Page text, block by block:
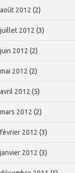
août 2012 (2)
juillet 2012 (3)
juin 2012 (2)
mai 2012 (2)
avril 2012 (5)
mars 2012 (2)
février 2012 (3)
janvier 2012 (3)